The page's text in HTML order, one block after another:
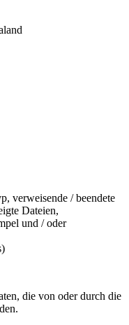
verweisende / beendete
Dateien,
und / oder
die von oder durch die